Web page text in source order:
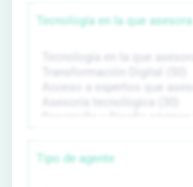
Tecnología en la que asesora
Tipo de agente